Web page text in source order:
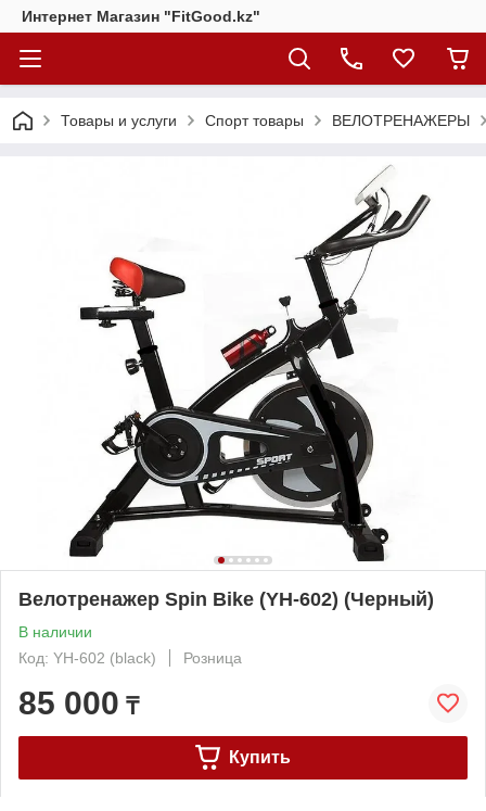
Интернет Магазин "FitGood.kz"
Товары и услуги Спорт товары ВЕЛОТРЕНАЖЕРЫ
Велотренажер Spin Bike (YH-602) (Черный)
В наличии
Код: YH-602 (black)
Розница
85 000 ₸
Купить